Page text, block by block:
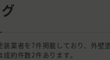
装業者を7件掲載しており、外壁
約件数2件あります。